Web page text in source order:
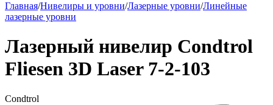
Главная/Нивелиры и уровни/Лазерные уровни/Линейные
лазерные уровни
Лазерный нивелир Condtrol
Fliesen 3D Laser 7-2-103
Condtrol